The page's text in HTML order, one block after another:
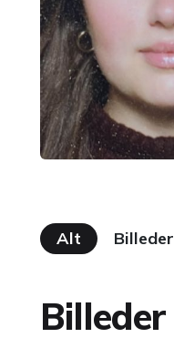
Alt Billeder
Billeder